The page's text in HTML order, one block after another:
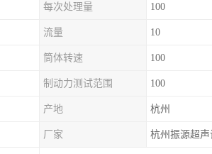
每次处理量 100
流量 10
筒体转速 100
制动力测试范围 100
产地 杭州
厂家 杭州振源超声